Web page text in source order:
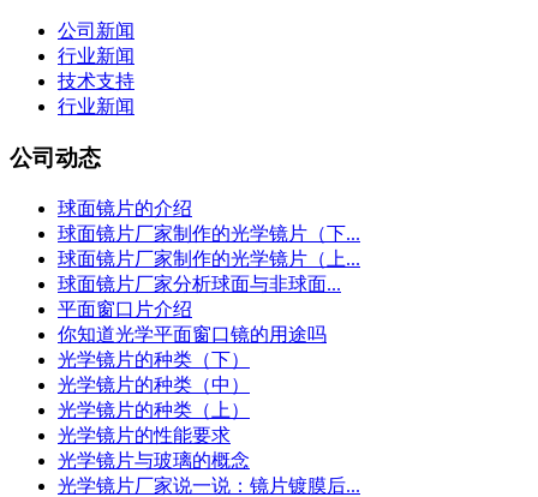
公司新闻
行业新闻
技术支持
行业新闻
公司动态
球面镜片的介绍
球面镜片厂家制作的光学镜片（下...
球面镜片厂家制作的光学镜片（上...
球面镜片厂家分析球面与非球面...
平面窗口片介绍
你知道光学平面窗口镜的用途吗
光学镜片的种类（下）
光学镜片的种类（中）
光学镜片的种类（上）
光学镜片的性能要求
光学镜片与玻璃的概念
光学镜片厂家说一说：镜片镀膜后...